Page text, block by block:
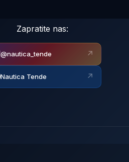
Zapratite nas:
@nautica_tende ↗
Nautica Tende ↗